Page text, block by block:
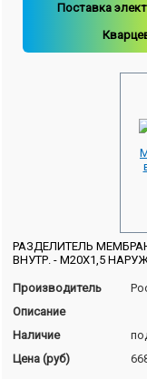
Поставка
РАЗДЕЛИТЕЛЬ
ВНУТР. - М20Х1,5
Производитель
Описание
Наличие
Цена (руб)